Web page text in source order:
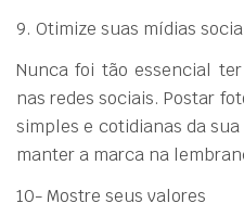
9. Otimize suas mídias
Nunca foi tão essencial
nas redes sociais. Postar
simples e cotidianas da
manter a marca na
10- Mostre seus valores